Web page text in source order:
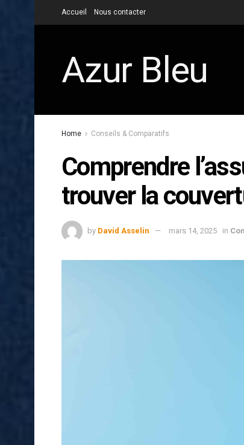
Accueil Nous contacter
Azur Bleu
Home Conseils & Comparatifs
Comprendre
trouver la
by David Asselin mars 14, 2025 in